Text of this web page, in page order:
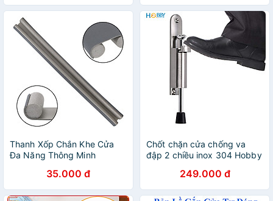
Thanh Xốp Chắn Khe Cửa
Đa Năng Thông Minh
35.000 đ
Chốt chặn cửa chống va
đập 2 chiều inox 304 Hobby
249.000 đ